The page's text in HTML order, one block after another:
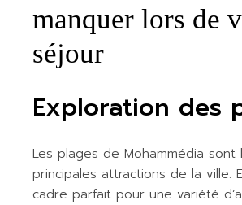
manquer lors de
séjour
Exploration des
Les plages de Mohammédia sont
principales attractions de la ville.
cadre parfait pour une variété